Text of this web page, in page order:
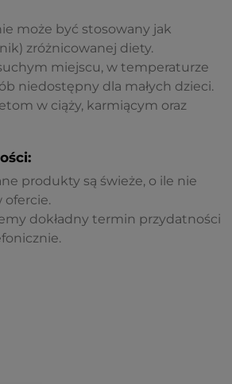
może być stosowany jak
zróżnicowanej diety.
miejscu, w temperaturze
niedostępny dla małych dzieci.
w ciąży, karmiącym oraz
produkty są świeże, o ile nie
ofercie.
dokładny termin przydatności